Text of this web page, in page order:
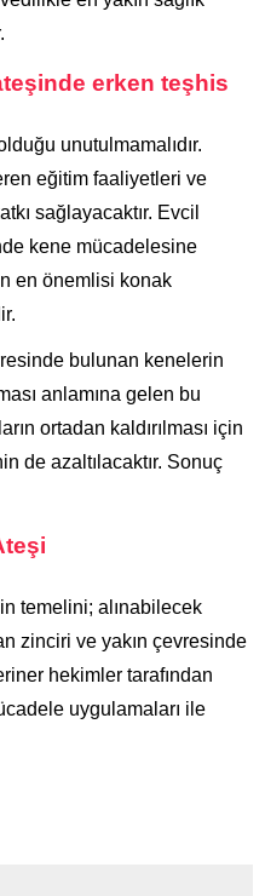
erken teşhis
unutulmamalıdır.
eğitim faaliyetleri ve
sağlayacaktır. Evcil
kene mücadelesine
en önemlisi konak
bulunan kenelerin
anlamına gelen bu
ortadan kaldırılması için
de azaltılacaktır. Sonuç
temelini; alınabilecek
zinciri ve yakın çevresinde
hekimler tarafından
uygulamaları ile